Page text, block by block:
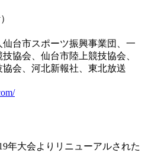
台市スポーツ振興事業団、一
協会、仙台市陸上競技協会、
会、河北新報社、東北放送
年大会よりリニューアルされた